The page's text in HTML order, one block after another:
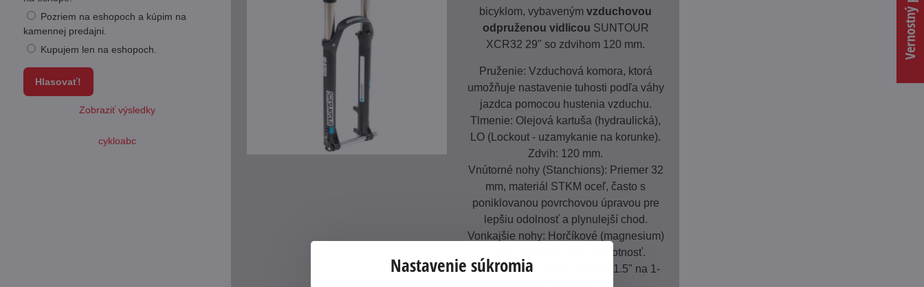
bicyklom, vybavenýmvzduchovou
odpruženou vidlicou SUNTOUR
XCR32 29" so zdvihom 120 mm.
Pruženie: Vzduchová komora, ktorá
umožňuje nastavenie tuhosti podľa váhy
jazdca pomocou hustenia vzduchu.
Tlmenie: Olejová kartuša (hydraulická),
LO (Lockout - uzamykanie na korunke).
Zdvih: 120 mm.
Vnútorné nohy (Stanchions): Priemer 32
mm, materiál STKM oceľ, často s
poniklovanou povrchovou úpravou pre
lepšiu odolnosť a plynulejší chod.
Vonkajšie nohy: Horčíkové (magnesium)
monocoque pre nižšiu hmotnosť.
Stĺpik (Steerer tube): tapered 1.5" na 1-
Pozriem na eshopoch a kúpim na
kamennej predajni.
Kupujem len na eshopoch.
Hlasovať!
Zobraziť výsledky
cykloabc
Nastavenie súkromia